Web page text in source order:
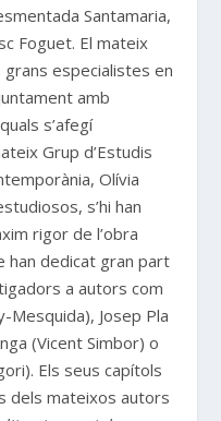
Santamaria,
Foguet. El mateix
especialistes en
amb
s’afegí
Grup d’Estudis
Olívia
s’hi han
rigor de l’obra
han dedicat gran part
a autors com
Mesquida), Josep Pla
(Vicent Simbor) o
Els seus capítols
dels mateixos autors